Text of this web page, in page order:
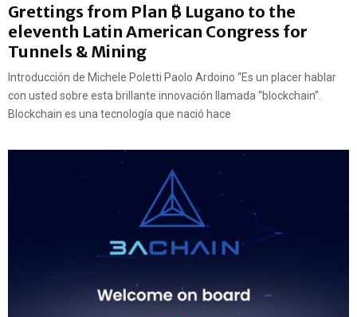
Grettings from Plan ₿ Lugano to the
eleventh Latin American Congress for
Tunnels & Mining
Introducción de Michele Poletti Paolo Ardoino “Es un placer hablar
con usted sobre esta brillante innovación llamada “blockchain”.
Blockchain es una tecnología que nació hace